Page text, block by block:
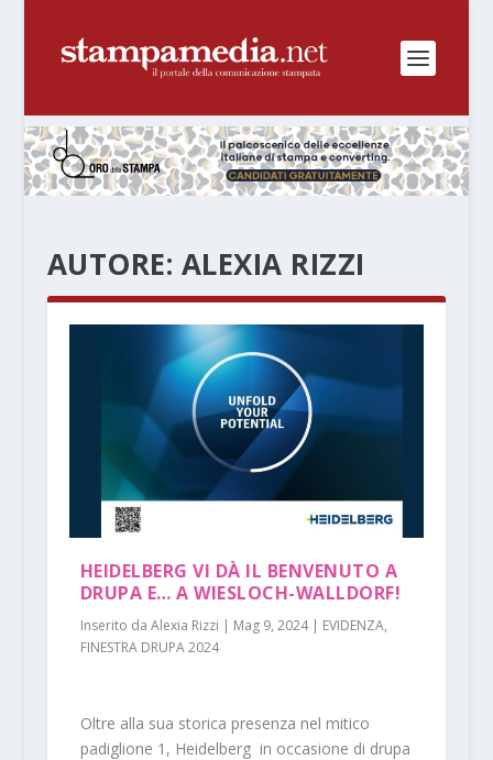
AUTORE: ALEXIA RIZZI
HEIDELBERG VI DÀ IL BENVENUTO A
DRUPA E… A WIESLOCH-WALLDORF!
Inserito da Alexia Rizzi | Mag 9, 2024| EVIDENZA,
FINESTRA DRUPA 2024
Oltre alla sua storica presenza nel mitico
padiglione 1, Heidelberg in occasione di drupa